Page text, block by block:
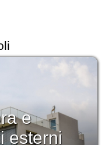
e
esterni